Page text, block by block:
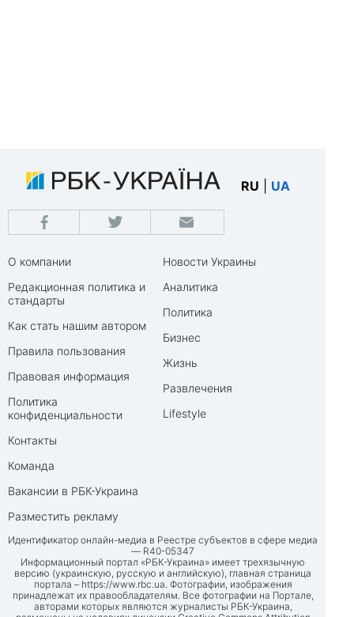
RU UA
О компании
Редакционная политика и
стандарты
Как стать нашим автором
Правила пользования
Правовая информация
Политика
конфиденциальности
Контакты
Команда
Вакансии в РБК-Украина
Разместить рекламу
Новости Украины
Аналитика
Политика
Бизнес
Жизнь
Развлечения
Lifestyle
Идентификатор онлайн-медиа в Реестре субъектов в сфере медиа
— R40-05347
Информационный портал «РБК-Украина» имеет трехязычную
версию (украинскую, русскую и английскую), главная страница
портала – https://www.rbc.ua. Фотографии, изображения
принадлежат их правообладателям. Все фотографии на Портале,
авторами которых являются журналисты РБК-Украина,